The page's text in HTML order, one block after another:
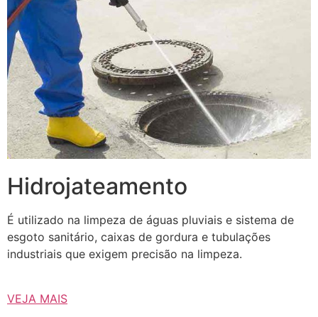
Hidrojateamento
É utilizado na limpeza de águas pluviais e sistema de
esgoto sanitário, caixas de gordura e tubulações
industriais que exigem precisão na limpeza.
VEJA MAIS